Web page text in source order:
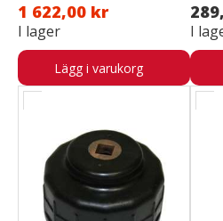
1 622,00 kr
I lager
Lägg i varukorg
I